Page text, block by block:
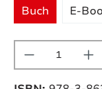
Buch E-
Produkt